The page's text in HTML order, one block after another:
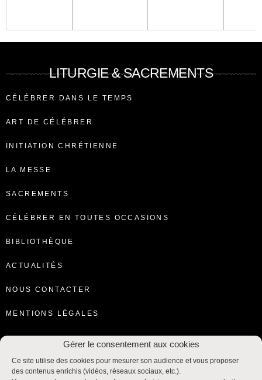
Gérer le consentement aux cookies
Ce site utilise des cookies pour mesurer son audience et vous proposer
des contenus enrichis (vidéos, réseaux sociaux, etc.).
LITURGIE & SACREMENTS
CÉLÉBRER DANS LE TEMPS
ART DE CÉLÉBRER
INITIATION CHRÉTIENNE
LA MESSE
SACREMENTS
CÉLÉBRER EN TOUTES OCCASIONS
BIBLIOTHÈQUE
ACTUALITÉS
NOUS CONTACTER
MENTIONS LÉGALES